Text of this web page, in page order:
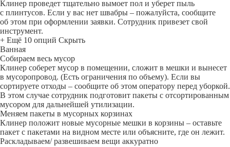
Клинер проведет тщательно вымоет пол и уберет пыль
с плинтусов. Если у вас нет швабры – пожалуйста, сообщите
об этом при оформлении заявки. Сотрудник привезет свой
инструмент.
+ Ещё 10 опций Скрыть
Ванная
Собираем весь мусор
Клинер соберет мусор в помещении, сложит в мешки и вынесет
в мусоропровод. (Есть ограничения по объему). Если вы
сортируете отходы – сообщите об этом оператору перед уборкой.
В этом случае сотрудник подготовит пакеты с отсортированным
мусором для дальнейшей утилизации.
Меняем пакеты в мусорных корзинах
Клинер положит новые мусорные мешки в корзины – оставьте
пакет с пакетами на видном месте или объясните, где он лежит.
Раскладываем/ развешиваем вещи аккуратно